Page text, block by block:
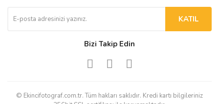
KATIL
Bizi Takip Edin
© Ekincifotograf.com.tr. Tüm hakları saklıdır. Kredi kartı bilgileriniz